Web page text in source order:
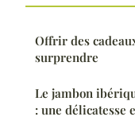
Offrir des
surprendre
Le jambon
: une délicatesse